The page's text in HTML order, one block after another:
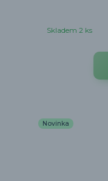
Skladem 2 ks
Novinka